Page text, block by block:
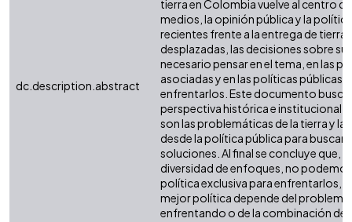
dc.description.abstract
tierra en Colombia vuelve al centro
medios, la opinión pública y la
recientes frente a la entrega de
desplazadas, las decisiones sobre su
necesario pensar en el tema, en las
asociadas y en las políticas públicas
enfrentarlos. Este documento
perspectiva histórica e institucional,
son las problemáticas de la tierra y
desde la política pública para buscar
soluciones. Al final se concluye que,
diversidad de enfoques, no
política exclusiva para enfrentarlos,
mejor política depende del problema
enfrentando o de la combinación de